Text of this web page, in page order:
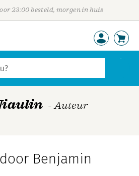
23:00 besteld, morgen in huis
- Auteur
Benjamin